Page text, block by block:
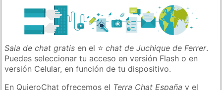
Sala de chat gratis en el ⭐chat de Juchique de Ferrer.
Puedes seleccionar tu acceso en versión Flash o en
versión Celular, en función de tu dispositivo.
En QuieroChat ofrecemos el Terra Chat España y el